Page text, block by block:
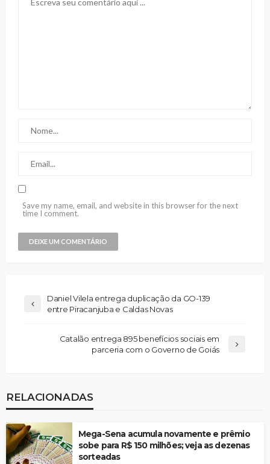
Save my name, email, and website in this browser for the next
time I comment.
Daniel Vilela entrega duplicação da GO-139
entre Piracanjuba e Caldas Novas
Catalão entrega 895 benefícios sociais em
parceria com o Governo de Goiás
RELACIONADAS
Mega-Sena acumula novamente e prêmio
sobe para R$ 150 milhões; veja as dezenas
sorteadas